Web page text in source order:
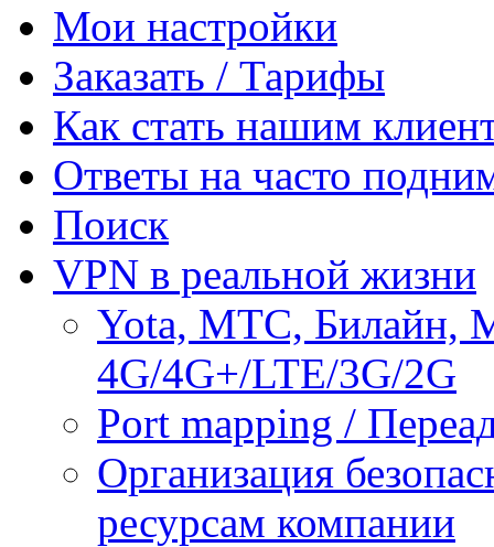
Мои настройки
Заказать / Тарифы
Как стать нашим
Ответы на часто
Поиск
VPN в реальной жизни
Yota, МТС, Билайн,
4G/4G+/LTE/3G/2G
Port mapping /
Организация
ресурсам компании